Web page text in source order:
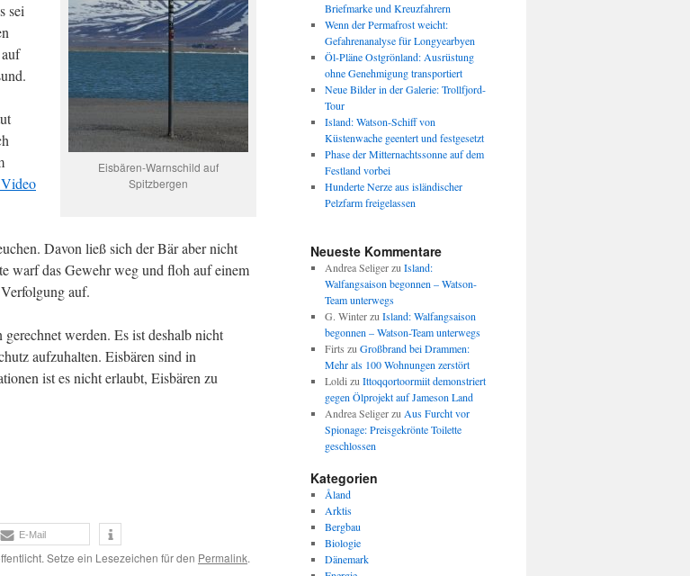
Eisbären-Warnschild auf
Spitzbergen
sei
Davon ließ sich der Bär aber nicht
warf das Gewehr weg und floh auf einem
auf.
werden. Es ist deshalb nicht
aufzuhalten. Eisbären sind in
ist es nicht erlaubt, Eisbären zu
E-Mail
Setze ein Lesezeichen für den Permalink.
Briefmarke und Kreuzfahrern
Wenn der Permafrost weicht:
Gefahrenanalyse für Longyearbyen
Öl-Pläne Ostgrönland: Ausrüstung
ohne Genehmigung transportiert
Neue Bilder in der Galerie: Trollfjord-
Tour
Island: Watson-Schiff von
Küstenwache geentert und festgesetzt
Phase der Mitternachtssonne auf dem
Festland vorbei
Hunderte Nerze aus isländischer
Pelzfarm freigelassen
Neueste Kommentare
Andrea Seligerzu Island:
Walfangsaison begonnen – Watson-
Team unterwegs
G. Winterzu Island: Walfangsaison
begonnen – Watson-Team unterwegs
Firts zu Großbrand bei Drammen:
Mehr als 100 Wohnungen zerstört
Loldi zu Ittoqqortoormiit demonstriert
gegen Ölprojekt auf Jameson Land
Andrea Seligerzu Aus Furcht vor
Spionage: Preisgekrönte Toilette
geschlossen
Kategorien
Åland
Arktis
Bergbau
Biologie
Dänemark